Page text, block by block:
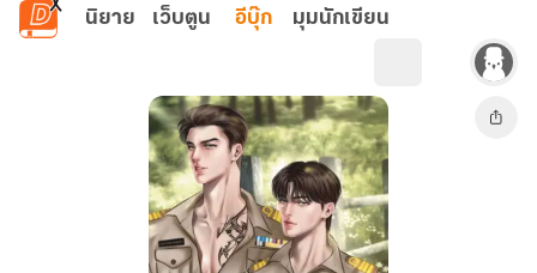
ข้ามไปยังเนื้อหาหลัก
นิยาย เว็บตูน อีบุ๊ก มุมนักเขียน